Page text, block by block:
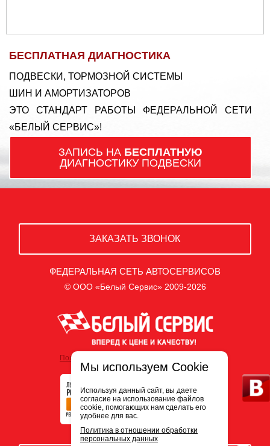
БЕСПЛАТНАЯ ДИАГНОСТИКА
ПОДВЕСКИ, ТОРМОЗНОЙ СИСТЕМЫ
ШИН И АМОРТИЗАТОРОВ
ЭТО СТАНДАРТ РАБОТЫ ФЕДЕРАЛЬНОЙ СЕТИ
«БЕЛЫЙ СЕРВИС»!
ЗАПИСЬ НА БЕСПЛАТНУЮ
ДИАГНОСТИКУ ПОДВЕСКИ
ЗАКАЗАТЬ ЗВОНОК
ФЕДЕРАЛЬНАЯ СЕТЬ АВТОСЕРВИСОВ
© ООО «Белый Сервис» 2009-2026
Политика обработки персональных данных
Мы используем Cookie
Используя данный сайт, вы даете
согласие на использование файлов
cookie, помогающих нам сделать его
удобнее для вас.
Политика в отношении обработки
персональных данных